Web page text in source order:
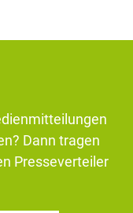
Dann tragen
Presseverteiler